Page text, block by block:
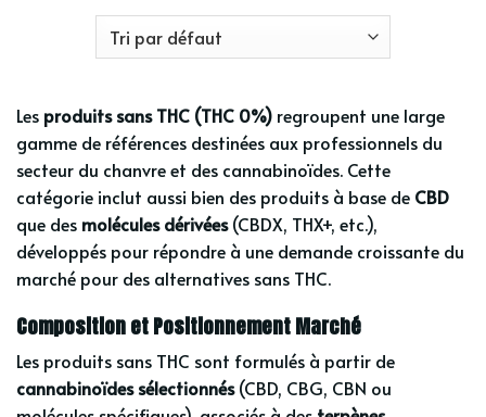
Les produits sans THC (THC 0%) regroupent une large
gamme de références destinées aux professionnels du
secteur du chanvre et des cannabinoïdes. Cette
catégorie inclut aussi bien des produits à base de CBD
que des molécules dérivées(CBDX, THX+, etc.),
développés pour répondre à une demande croissante du
marché pour des alternatives sans THC.
Composition et Positionnement Marché
Les produits sans THC sont formulés à partir de
cannabinoïdes sélectionnés(CBD, CBG, CBN ou